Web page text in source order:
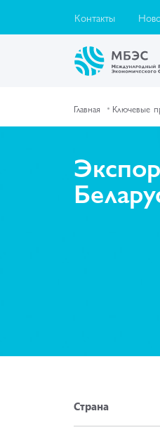
Контакты
Главная Ключевые
Страна